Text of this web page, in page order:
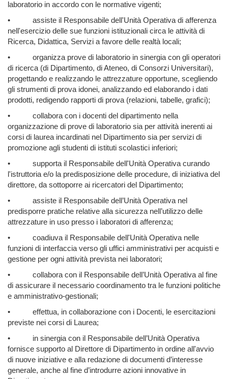
laboratorio in accordo con le normative vigenti;
•
assiste il Responsabile dell'Unità Operativa di afferenza
nell'esercizio delle sue funzioni istituzionali circa le attività di
Ricerca, Didattica, Servizi a favore delle realtà locali;
•
organizza prove di laboratorio in sinergia con gli operatori
di ricerca (di Dipartimento, di Ateneo, di Consorzi Universitari),
progettando e realizzando le attrezzature opportune, scegliendo
gli strumenti di prova idonei, analizzando ed elaborando i dati
prodotti, redigendo rapporti di prova (relazioni, tabelle, grafici);
•
collabora con i docenti del dipartimento nella
organizzazione di prove di laboratorio sia per attività inerenti ai
corsi di laurea incardinati nel Dipartimento sia per servizi di
promozione agli studenti di istituti scolastici inferiori;
•
supporta il Responsabile dell'Unità Operativa curando
l'istruttoria e/o la predisposizione delle procedure, di iniziativa del
direttore, da sottoporre ai ricercatori del Dipartimento;
•
assiste il Responsabile dell’Unità Operativa nel
predisporre pratiche relative alla sicurezza nell’utilizzo delle
attrezzature in uso presso i laboratori di afferenza;
•
coadiuva il Responsabile dell'Unità Operativa nelle
funzioni di interfaccia verso gli uffici amministrativi per acquisti e
gestione per ogni attività prevista nei laboratori;
•
collabora con il Responsabile dell’Unità Operativa al fine
di assicurare il necessario coordinamento tra le funzioni politiche
e amministrativo-gestionali;
•
effettua, in collaborazione con i Docenti, le esercitazioni
previste nei corsi di Laurea;
•
in sinergia con il Responsabile dell’Unità Operativa
fornisce supporto al Direttore di Dipartimento in ordine all'avvio
di nuove iniziative e alla redazione di documenti d’interesse
generale, anche al fine d’introdurre azioni innovative in